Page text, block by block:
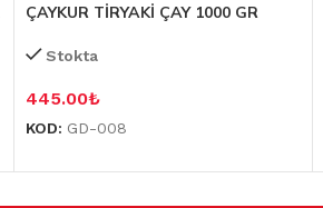
ÇAYKUR TİRYAKİ ÇAY 1000 GR
Stokta
445.00₺
KOD: GD-008